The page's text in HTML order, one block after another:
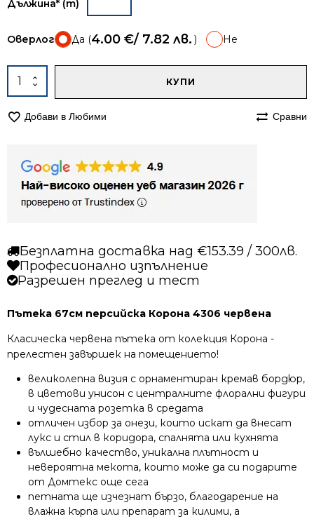
Дължина* (m)
Оверлог Да (4.00 €/ 7.82 лв. ) Не
количество
за
67см
4306
червена
КУПИ
Добави в Любими Сравни
Безплатна доставка над €153.39 / 300лв.
Професионално изпълнение
Разрешен преглед и тест
Пътека 67см персийска Корона 4306 червена
Класическа червена пътека от колекция Корона -
прелестен завършек на помещението!
великолепна визия с орнаментиран кремав бордюр,
в цветови унисон с централните флорални фигури
и чудесната розетка в средата
отличен избор за онези, които искат да внесат
лукс и стил в коридора, спалнята или кухнята
вълшебно качество, уникална плътност и
невероятна мекота, които може да си подарите
от Домтекс още сега
петната ще изчезнат бързо, благодарение на
влажна кърпа или препарат за килими, а